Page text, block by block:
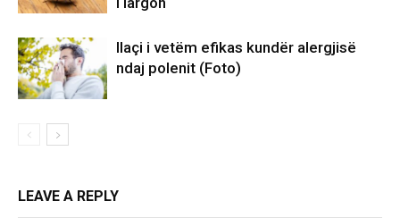
Ilaçi i vetëm efikas kundër alergjisë
ndaj polenit (Foto)
LEAVE A REPLY